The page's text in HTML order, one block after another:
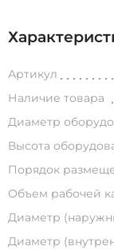
Артикул
Наличие товара
Диаметр
Высота
Порядок
Объем рабочей
Диаметр
Диаметр